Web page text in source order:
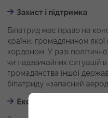
Захист і підтримка.
Біпатрид має право на
країни, громадянином
кордоном. У разі
чи надзвичайних ситуацій в
громадянства іншої
біпатриду «запасний
Економічні та бізнесові